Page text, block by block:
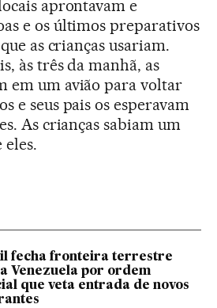
aprontavam e
e os últimos preparativos
as crianças usariam.
às três da manhã, as
em um avião para voltar
e seus pais os esperavam
As crianças sabiam um
eles.
fecha fronteira terrestre
Venezuela por ordem
que veta entrada de novos